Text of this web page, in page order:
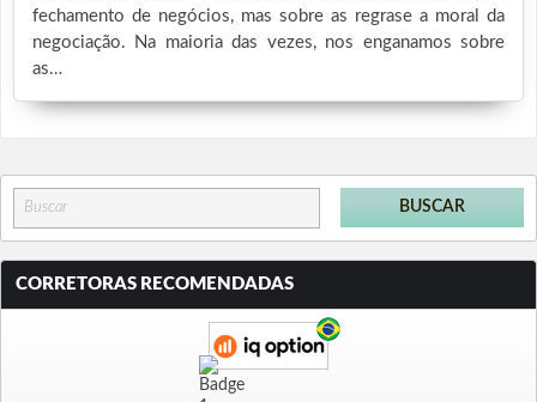
fechamento de negócios, mas sobre as regrase a moral da
negociação. Na maioria das vezes, nos enganamos sobre
as…
CORRETORAS RECOMENDADAS